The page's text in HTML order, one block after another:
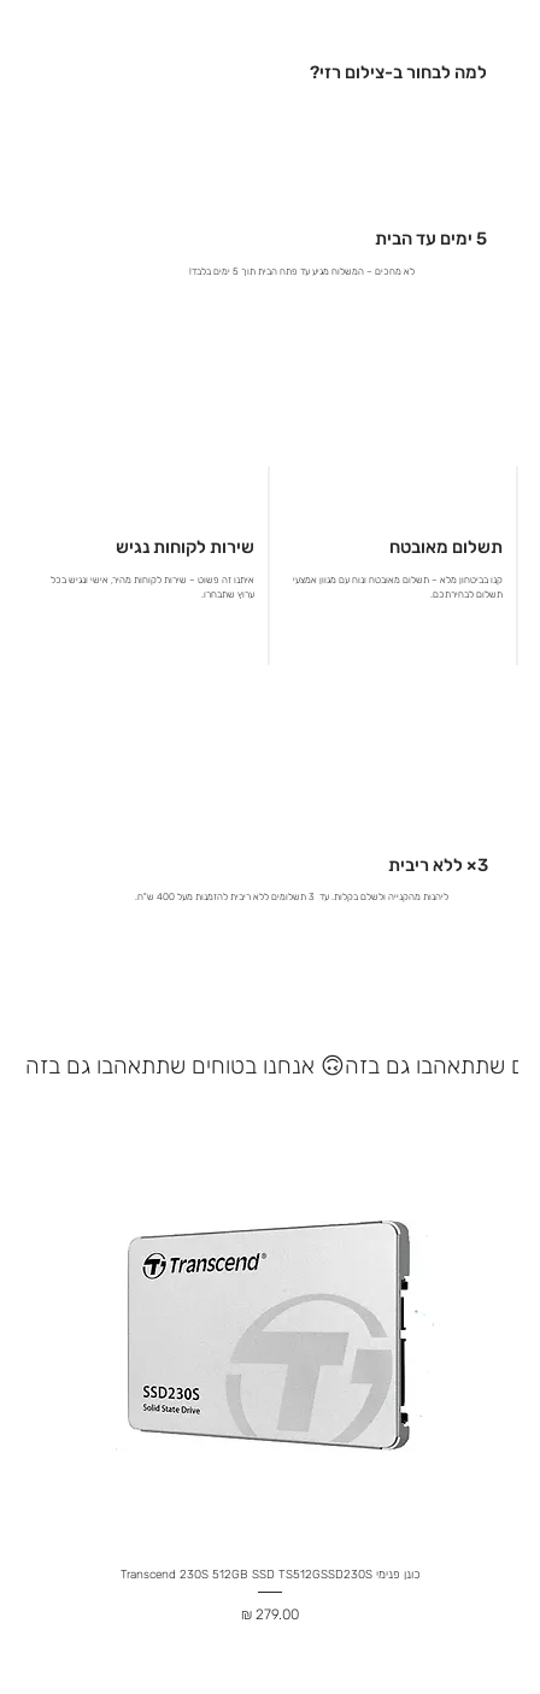
למה לבחור ב-צילום רזי?
שירות לקוחות נגיש
איתנו זה פשוט – שירות לקוחות מהיר, אישי ונגיש בכל
ערוץ שתבחרו.
5 ימים עד הבית
לא מחכים – המשלוח מגיע עד פתח הבית תוך 5 ימים בלבד!
תשלום מאובטח
קנו בביטחון מלא – תשלום מאובטח ונוח עם מגוון אמצעי
תשלום לבחירתכם.
3× ללא ריבית
ליהנות מהקנייה ולשלם בקלות. עד 3 תשלומים ללא ריבית להזמנות מעל 400 ש"ח.
אנחנו בטוחים שתתאהבו גם בזה 🙃
כונן פנימי Transcend 230S 512GB SSD TS512GSSD230S
מחיר